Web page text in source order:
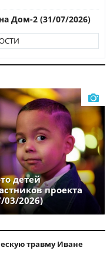
Дом-2 (31/07/2026)
детей
проекта
03/2026)
травму Иване